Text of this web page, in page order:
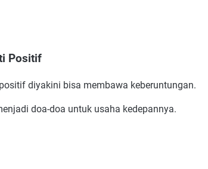
Positif
diyakini bisa membawa keberuntungan.
doa-doa untuk usaha kedepannya.